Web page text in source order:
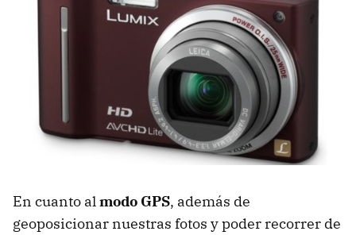
En cuanto almodo GPS, además de
geoposicionar nuestras fotos y poder recorrer de